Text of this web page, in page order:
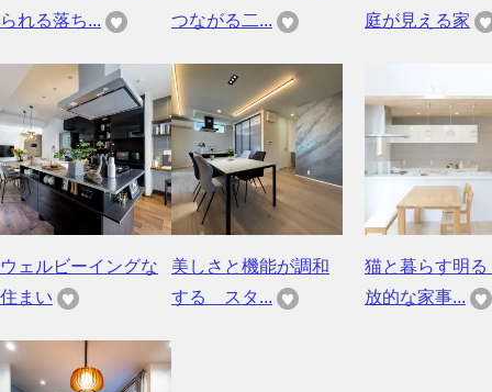
られる落ち...
つながる二...
庭が見える家
ウェルビーイングな
住まい
美しさと機能が調和
する スタ...
猫と暮らす明る
放的な家事...